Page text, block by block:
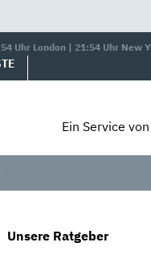
Uhr London | 21:54 Uhr New
Ein Service von
Unsere Ratgeber